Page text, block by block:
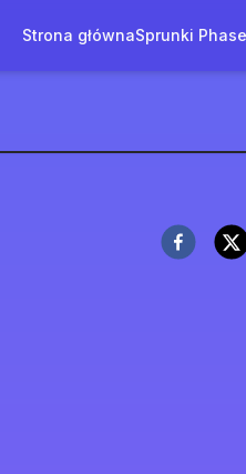
Strona głównaSprunki
Zagraj teraz